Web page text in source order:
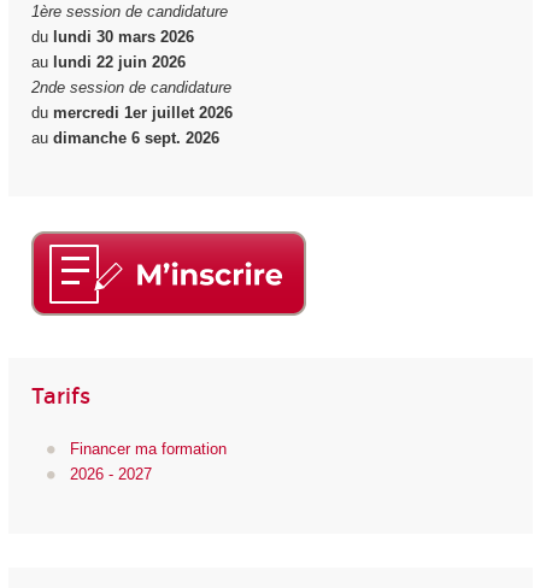
1ère session de candidature
dulundi 30 mars 2026
au lundi 22 juin 2026
2nde session de candidature
dumercredi 1er juillet 2026
au dimanche 6 sept. 2026
Tarifs
Financer ma formation
2026 - 2027